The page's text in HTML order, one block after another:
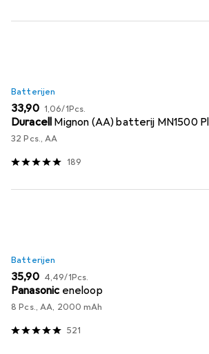
Batterijen
EUR
33,90 EUR
1,06/1Pcs.
Duracell Mignon (AA) batterij MN1500
32 Pcs., AA
189
Batterijen
EUR
35,90 EUR
4,49/1Pcs.
Panasonic eneloop
8 Pcs., AA, 2000 mAh
521